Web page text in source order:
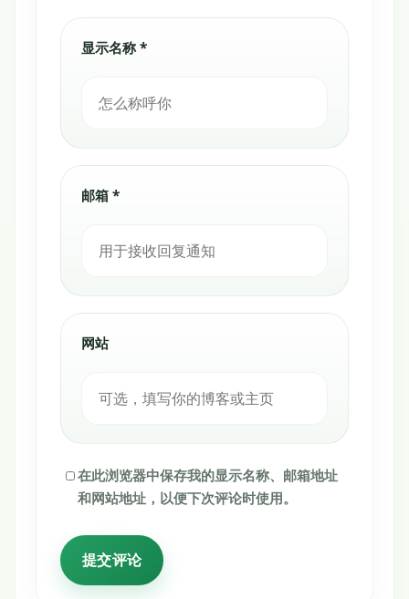
显示名称 *
邮箱 *
网站
在此浏览器中保存我的显示名称、邮箱地址
和网站地址，以便下次评论时使用。